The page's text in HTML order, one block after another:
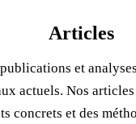
Articles
et
actuels. Nos
concrets et des